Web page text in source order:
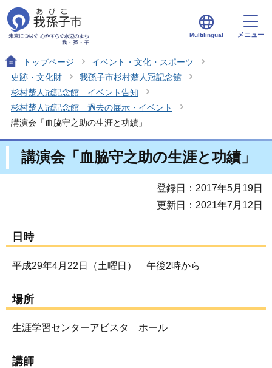
Multilingual メニュー
トップページ
イベント・文化・スポーツ
史跡・文化財
我孫子市杉村楚人冠記念館
杉村楚人冠記念館 イベント告知
杉村楚人冠記念館 過去の展示・イベント
講演会「血脇守之助の生涯と功績」
講演会「血脇守之助の生涯と功績」
登録日：2017年5月19日
更新日：2021年7月12日
日時
平成29年4月22日（土曜日） 午後2時から
場所
生涯学習センターアビスタ ホール
講師